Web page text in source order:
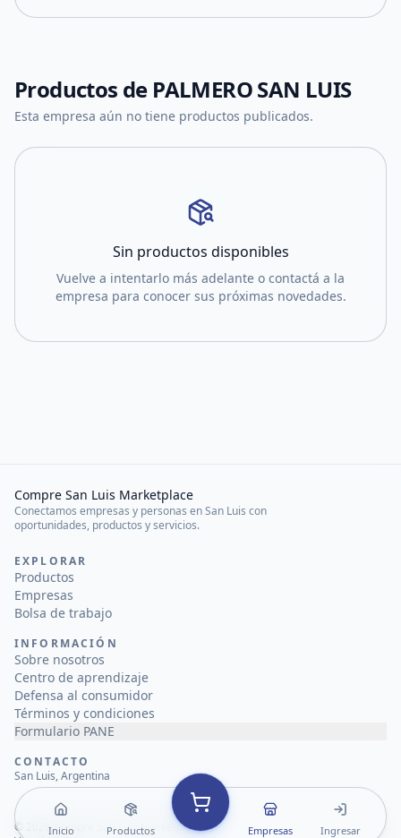
Productos de PALMERO SAN LUIS
Esta empresa aún no tiene productos publicados.
Sin productos disponibles
Vuelve a intentarlo más adelante o contactá a la
empresa para conocer sus próximas novedades.
Inicio Productos Empresas Ingresar
Compre San Luis Marketplace
Conectamos empresas y personas en San Luis con
oportunidades, productos y servicios.
EXPLORAR
Productos
Empresas
Bolsa de trabajo
INFORMACIÓN
Sobre nosotros
Centro de aprendizaje
Defensa al consumidor
Términos y condiciones
Formulario PANE
CONTACTO
San Luis, Argentina
© 2026Compre San Luis Marketplace